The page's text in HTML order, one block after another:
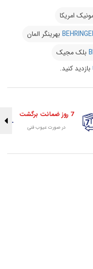
امریکا
بهرینگر المان
بلک مجیک
بازدید کنید.
7 روز ضمانت برگشت
در صورت عیوب فنی